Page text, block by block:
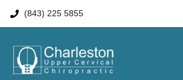
(843) 225 5855